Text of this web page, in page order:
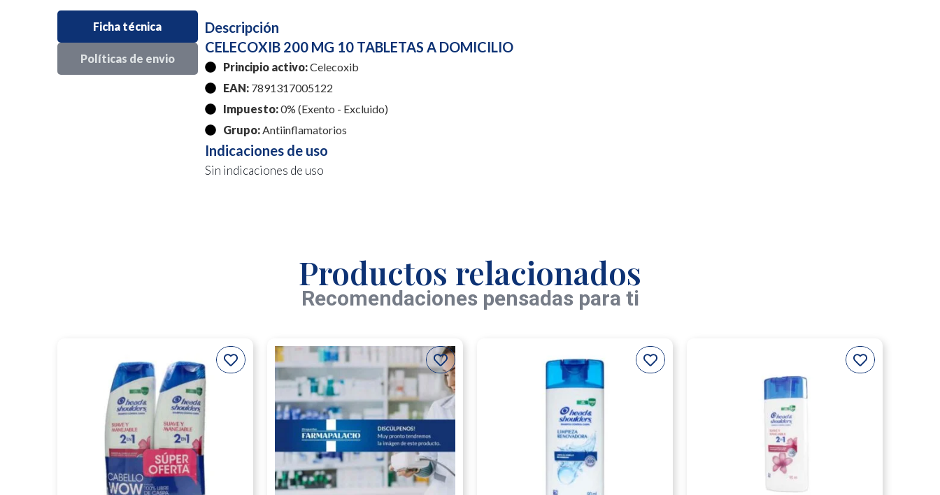
Ficha técnica
Políticas de envio
Descripción
CELECOXIB 200 MG 10 TABLETAS A DOMICILIO
Principio activo:Celecoxib
EAN:7891317005122
Impuesto:0% (Exento - Excluido)
Grupo:Antiinflamatorios
Indicaciones de uso
Sin indicaciones de uso
Productos relacionados
Recomendaciones pensadas para ti